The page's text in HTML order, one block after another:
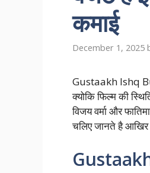
कमाई
December 1, 2025
Gustaakh Ishq
क्योकि फिल्म की
विजय वर्मा और
चलिए जानते है